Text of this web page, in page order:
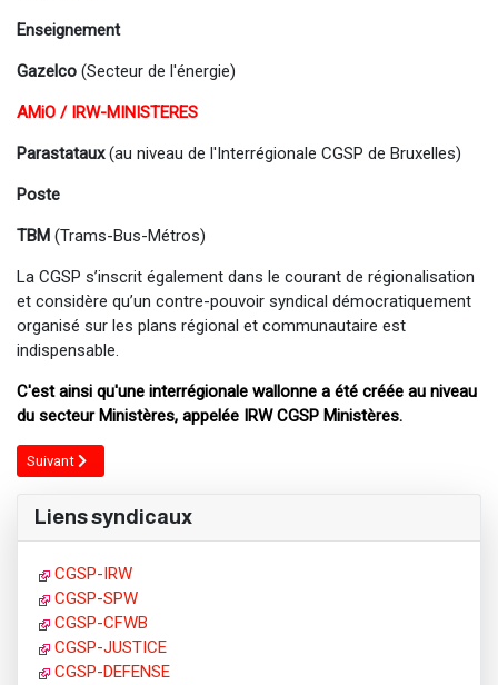
Enseignement
Gazelco (Secteur de l'énergie)
AMiO / IRW-MINISTERES
Parastataux(au niveau de l'Interrégionale CGSP de Bruxelles)
Poste
TBM (Trams-Bus-Métros)
La CGSP s’inscrit également dans le courant de régionalisation
et considère qu’un contre-pouvoir syndical démocratiquement
organisé sur les plans régional et communautaire est
indispensable.
C'est ainsi qu'une interrégionale wallonne a été créée au niveau
du secteur Ministères, appelée IRW CGSP Ministères.
Article suivant : Service juridique
Suivant
Liens syndicaux
CGSP-IRW
CGSP-SPW
CGSP-CFWB
CGSP-JUSTICE
CGSP-DEFENSE